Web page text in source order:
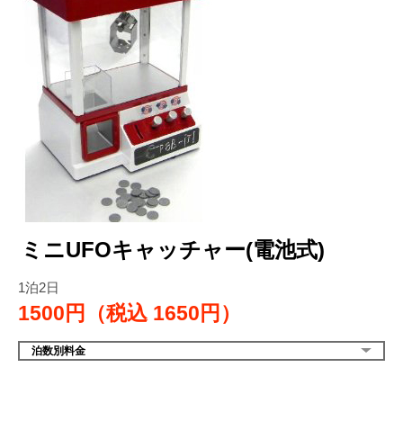
ミニUFOキャッチャー(電池式)
1泊2日
1500円（税込 1650円）
泊数別料金